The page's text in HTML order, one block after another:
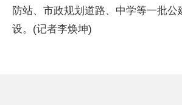
防站、市政规划道路、中学等一批公
设。(记者李焕坤)